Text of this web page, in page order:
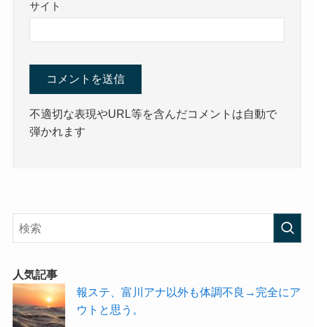
サイト
不適切な表現やURL等を含んだコメントは自動で
弾かれます
人気記事
報ステ、富川アナ以外も体調不良→完全にア
ウトと思う。